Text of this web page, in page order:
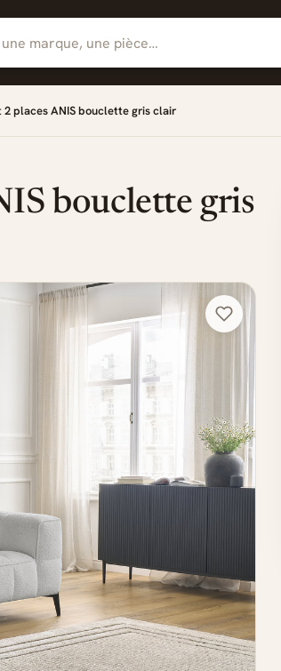
2 places ANIS bouclette gris clair
bouclette gris